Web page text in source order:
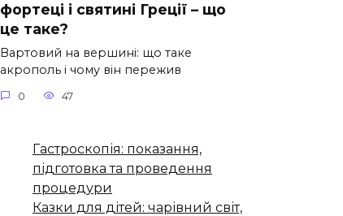
фортеці і святині Греції – що
це таке?
Вартовий на вершині: що таке
акрополь і чому він пережив
0 47
Гастроскопія: показання,
підготовка та проведення
процедури
Казки для дітей: чарівний світ,